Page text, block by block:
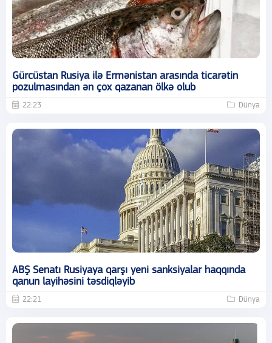
Gürcüstan Rusiya ilə Ermənistan arasında ticarətin
pozulmasından ən çox qazanan ölkə olub
22:23 Dünya
ABŞ Senatı Rusiyaya qarşı yeni sanksiyalar haqqında
qanun layihəsini təsdiqləyib
22:21 Dünya